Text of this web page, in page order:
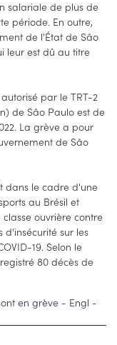
salariale de plus de
période. En outre,
de l'État de São
leur est dû au titre
par le TRT-2
de São Paulo est de
La grève a pour
de São
dans le cadre d'une
au Brésil et
ouvrière contre
d'insécurité sur les
19. Selon le
80 décès de
en grève - Engl -